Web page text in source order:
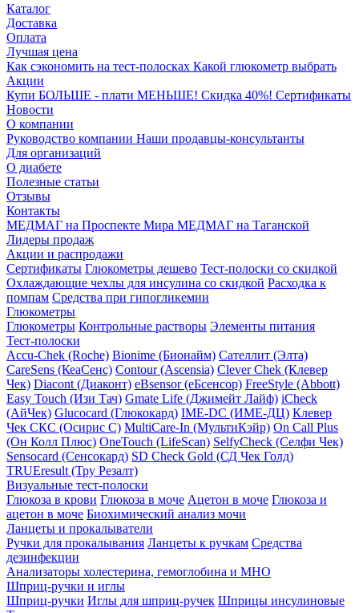
Каталог
Доставка
Оплата
Лучшая цена
Как сэкономить на тест-полосках Какой глюкометр выбрать
Акции
Купи БОЛЬШЕ - плати МЕНЬШЕ! Скидка 40%! Сертификаты
Новости
О компании
Руководство компании Наши продавцы-консультанты
Для организаций
О диабете
Полезные статьи
Отзывы
Контакты
МЕДМАГ на Проспекте Мира МЕДМАГ на Таганской
Лидеры продаж
Акции и распродажи
Сертификаты Глюкометры дешево Тест-полоски со скидкой
Охлаждающие чехлы для инсулина со скидкой Расходка к
помпам Средства при гипогликемии
Глюкометры
Глюкометры Контрольные растворы Элементы питания
Тест-полоски
Accu-Chek (Roche) Bionime (Бионайм) Сателлит (Элта)
CareSens (КеаСенс) Contour (Ascensia) Clever Chek (Клевер
Чек) Diacont (Диаконт) eBsensor (еБсенсор) FreeStyle (Abbott)
Easy Touch (Изи Тач) Gmate Life (Джимейт Лайф) iCheck
(АйЧек) Glucocard (Глюкокард) IME-DC (ИМЕ-ДЦ) Клевер
Чек СКС (Осирис С) MultiCare-In (МультиКэйр) On Call Plus
(Он Колл Плюс) OneTouch (LifeScan) SelfyCheck (Селфи Чек)
Sensocard (Сенсокард) SD Check Gold (СД Чек Голд)
TRUEresult (Тру Резалт)
Визуальные тест-полоски
Глюкоза в крови Глюкоза в моче Ацетон в моче Глюкоза и
ацетон в моче Биохимический анализ мочи
Ланцеты и прокалыватели
Ручки для прокалывания Ланцеты к ручкам Средства
дезинфекции
Анализаторы холестерина, гемоглобина и МНО
Шприц-ручки и иглы
Шприц-ручки Иглы для шприц-ручек Шприцы инсулиновые